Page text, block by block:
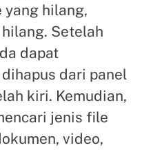
yang hilang,
Setelah
dapat
dari panel
kiri. Kemudian,
jenis file
video,